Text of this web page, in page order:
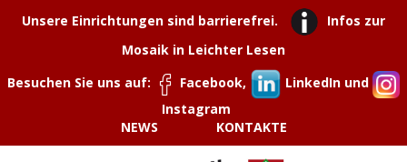
Unsere Einrichtungen sind barrierefrei.
Infos zur
Mosaik in Leichter Lesen
Besuchen Sie uns auf:
Facebook,
LinkedIn und
Instagram
NEWS
KONTAKTE